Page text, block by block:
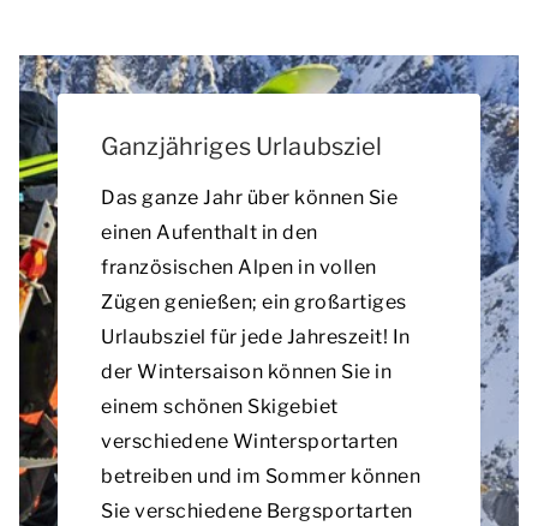
Ganzjähriges Urlaubsziel
Das ganze Jahr über können Sie
einen Aufenthalt in den
französischen Alpen in vollen
Zügen genießen; ein großartiges
Urlaubsziel für jede Jahreszeit! In
der Wintersaison können Sie in
einem schönen Skigebiet
verschiedene Wintersportarten
betreiben und im Sommer können
Sie verschiedene Bergsportarten